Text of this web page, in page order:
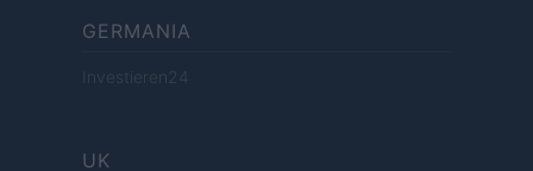
GERMANIA
Investieren24
UK